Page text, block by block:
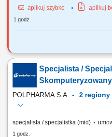
aplikuj szybko
aplikuj
1 godz.
Zakres obowiązków: napełnianie
etykietowanie produktów, załadunek
kontrola jakości wyrobów,
oraz ochrony środowiska, dbanie o
Specjalista /
POLPHARMA S.A.
specjalista / specjalistka (mid)
1 godz.